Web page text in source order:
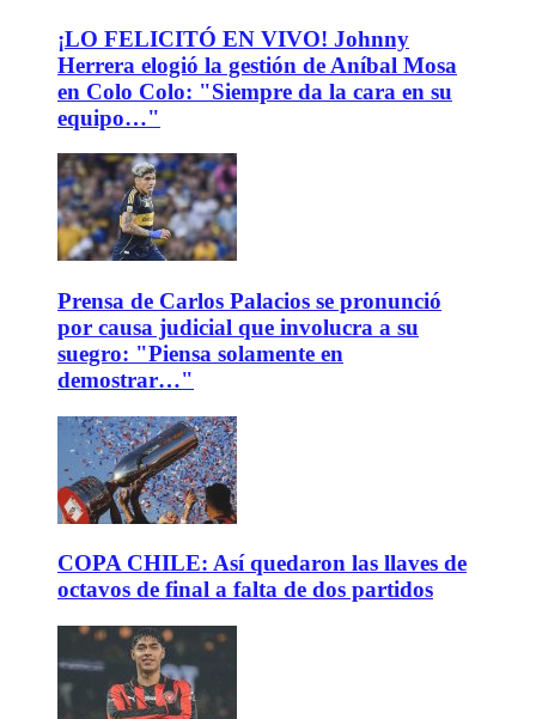
¡LO FELICITÓ EN VIVO! Johnny
Herrera elogió la gestión de Aníbal Mosa
en Colo Colo: "Siempre da la cara en su
equipo…"
Prensa de Carlos Palacios se pronunció
por causa judicial que involucra a su
suegro: "Piensa solamente en
demostrar…"
COPA CHILE: Así quedaron las llaves de
octavos de final a falta de dos partidos